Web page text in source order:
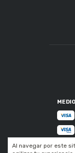
Al navegar por este